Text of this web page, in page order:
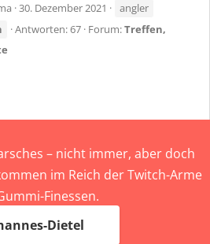
30. Dezember 2021
angler
Antworten: 67 Forum:Treffen,
– nicht immer, aber doch
im Reich der Twitch-Arme
Finessen.
Dietel